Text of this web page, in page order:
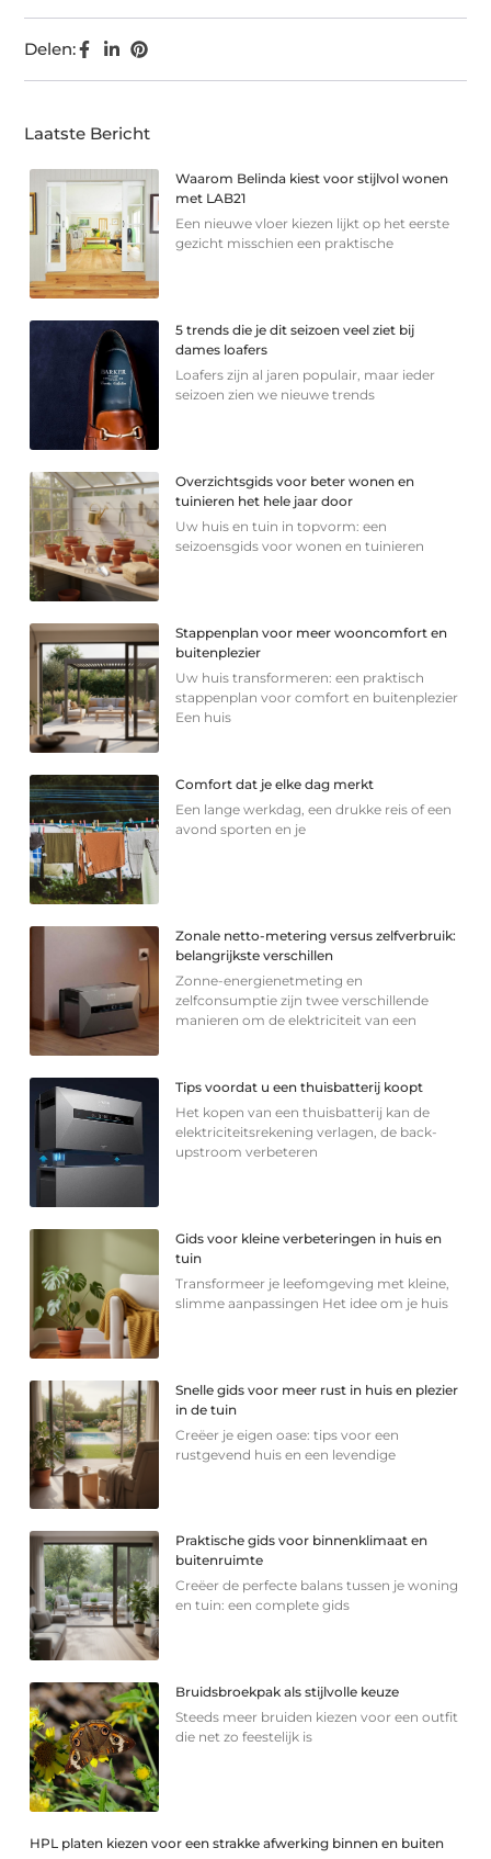
Delen:
Laatste Bericht
Waarom Belinda kiest voor stijlvol wonen
met LAB21
Een nieuwe vloer kiezen lijkt op het eerste
gezicht misschien een praktische
5 trends die je dit seizoen veel ziet bij
dames loafers
Loafers zijn al jaren populair, maar ieder
seizoen zien we nieuwe trends
Overzichtsgids voor beter wonen en
tuinieren het hele jaar door
Uw huis en tuin in topvorm: een
seizoensgids voor wonen en tuinieren
Stappenplan voor meer wooncomfort en
buitenplezier
Uw huis transformeren: een praktisch
stappenplan voor comfort en buitenplezier
Een huis
Comfort dat je elke dag merkt
Een lange werkdag, een drukke reis of een
avond sporten en je
Zonale netto-metering versus zelfverbruik:
belangrijkste verschillen
Zonne-energienetmeting en
zelfconsumptie zijn twee verschillende
manieren om de elektriciteit van een
Tips voordat u een thuisbatterij koopt
Het kopen van een thuisbatterij kan de
elektriciteitsrekening verlagen, de back-
upstroom verbeteren
Gids voor kleine verbeteringen in huis en
tuin
Transformeer je leefomgeving met kleine,
slimme aanpassingen Het idee om je huis
Snelle gids voor meer rust in huis en plezier
in de tuin
Creëer je eigen oase: tips voor een
rustgevend huis en een levendige
Praktische gids voor binnenklimaat en
buitenruimte
Creëer de perfecte balans tussen je woning
en tuin: een complete gids
Bruidsbroekpak als stijlvolle keuze
Steeds meer bruiden kiezen voor een outfit
die net zo feestelijk is
HPL platen kiezen voor een strakke afwerking binnen en buiten